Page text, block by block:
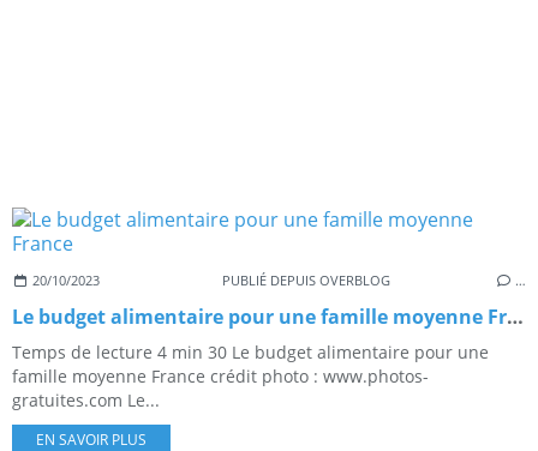
20/10/2023 PUBLIÉ DEPUIS OVERBLOG …
Le budget alimentaire pour une famille moyenne France
Temps de lecture 4 min 30 Le budget alimentaire pour une
famille moyenne France crédit photo : www.photos-
gratuites.com Le...
EN SAVOIR PLUS